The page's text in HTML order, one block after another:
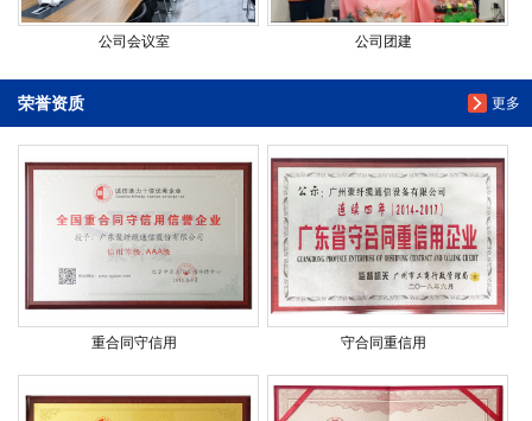
公司会议室 公司团建
更多
荣誉资质
重合同守信用 守合同重信用